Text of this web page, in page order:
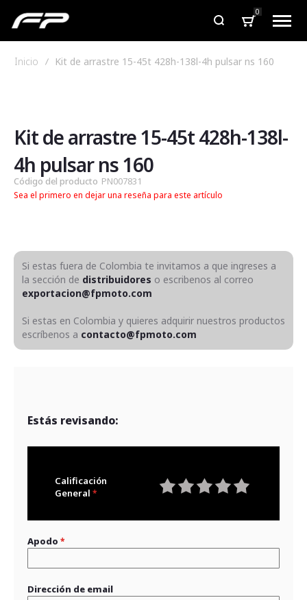
0
Inicio Kit de arrastre 15-45t 428h-138l-4h pulsar ns 160
de
la
galería
de
imágenes
de
la
galería
de
imágenes
Kit de arrastre 15-45t 428h-138l-
4h pulsar ns 160
Código del producto PN007831
Sea el primero en dejar una reseña para este artículo
Si estas fuera de Colombia te invitamos a que ingreses a
la sección de distribuidores o escribenos al correo
exportacion@fpmoto.com
Si estas en Colombia y quieres adquirir nuestros productos
escríbenos a contacto@fpmoto.com
Estás revisando:
Calificación
General
Apodo
Dirección de email